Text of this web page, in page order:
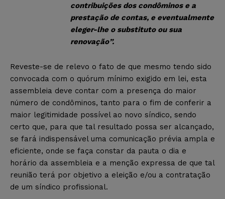
contribuições dos condôminos e a
prestação de contas, e eventualmente
eleger-lhe o substituto ou sua
renovação”.
Reveste-se de relevo o fato de que mesmo tendo sido
convocada com o quórum mínimo exigido em lei, esta
assembleia deve contar com a presença do maior
número de condôminos, tanto para o fim de conferir a
maior legitimidade possível ao novo síndico, sendo
certo que, para que tal resultado possa ser alcançado,
se fará indispensável uma comunicação prévia ampla e
eficiente, onde se faça constar da pauta o dia e
horário da assembleia e a menção expressa de que tal
reunião terá por objetivo a eleição e/ou a contratação
de um síndico profissional.